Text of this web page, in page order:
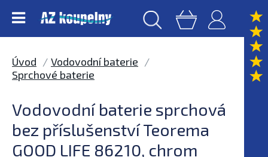
Úvod
Vodovodní baterie
Sprchové baterie
Vodovodní baterie sprchová
bez příslušenství Teorema
GOOD LIFE 86210, chrom